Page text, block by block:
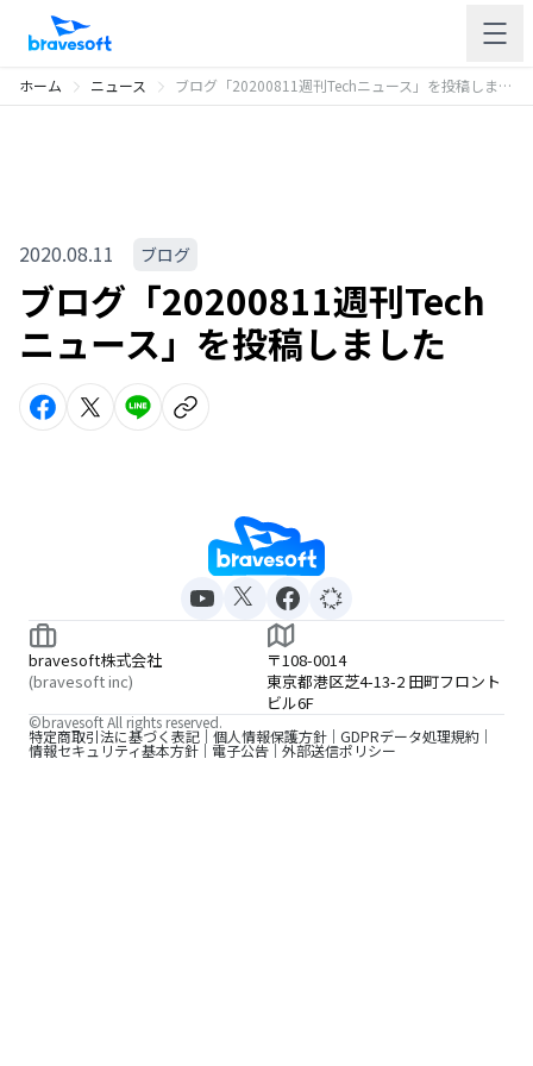
ホーム ニュース ブログ「20200811週刊Techニュース」を投稿しました
2020.08.11 ブログ
ブログ「20200811週刊Tech
ニュース」を投稿しました
bravesoft株式会社
(bravesoft inc)
〒108-0014
東京都港区芝4-13-2 田町フロント
ビル6F
特定商取引法に基づく表記 個人情報保護方針 GDPRデータ処理規約
情報セキュリティ基本方針 電子公告 外部送信ポリシー
©bravesoft All rights reserved.